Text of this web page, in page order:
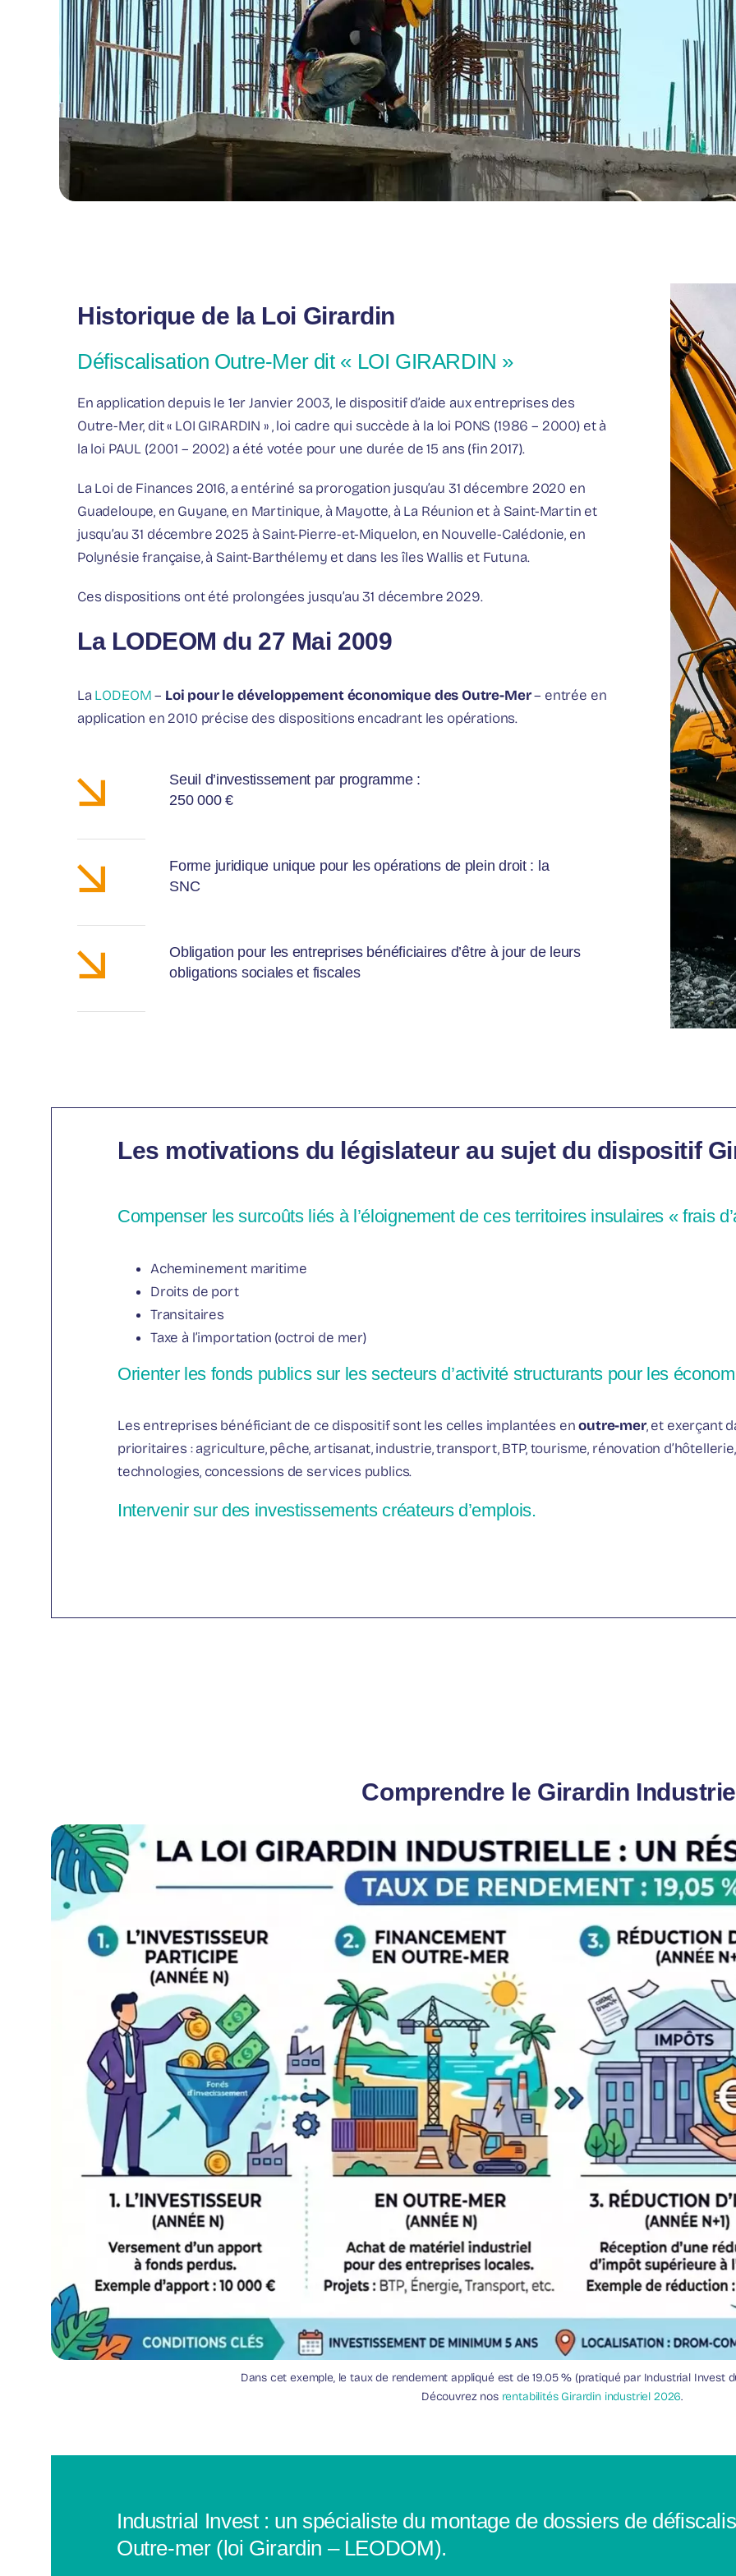
Historique de la Loi Girardin
Défiscalisation Outre-Mer dit « LOI GIRARDIN »
En application depuis le 1er Janvier 2003, le dispositif d’aide aux entreprises des
Outre-Mer, dit « LOI GIRARDIN » , loi cadre qui succède à la loi PONS (1986 – 2000) et à
la loi PAUL (2001 – 2002) a été votée pour une durée de 15 ans (fin 2017).
La Loi de Finances 2016, a entériné sa prorogation jusqu’au 31 décembre 2020 en
Guadeloupe, en Guyane, en Martinique, à Mayotte, à La Réunion et à Saint-Martin et
jusqu’au 31 décembre 2025 à Saint-Pierre-et-Miquelon, en Nouvelle-Calédonie, en
Polynésie française, à Saint-Barthélemy et dans les îles Wallis et Futuna.
Ces dispositions ont été prolongées jusqu’au 31 décembre 2029.
La LODEOM du 27 Mai 2009
LaLODEOM– Loi pour le développement économique des Outre-Mer– entrée en
application en 2010 précise des dispositions encadrant les opérations.
Seuil d’investissement par programme :
250 000 €
Forme juridique unique pour les opérations de plein droit : la
SNC
Obligation pour les entreprises bénéficiaires d’être à jour de leurs
obligations sociales et fiscales
Les motivations du législateur au sujet du dispositif
Compenser les surcoûts liés à l’éloignement de ces territoires insulaires « frais
Acheminement maritime
Droits de port
Transitaires
Taxe à l’importation (octroi de mer)
Orienter les fonds publics sur les secteurs d’activité structurants pour les
Les entreprises bénéficiant de ce dispositif sont les celles implantées enoutre-mer, et exerçant
prioritaires : agriculture, pêche, artisanat, industrie, transport, BTP, tourisme, rénovation
technologies, concessions de services publics.
Intervenir sur des investissements créateurs d’emplois.
Comprendre le Girardin
Dans cet exemple, le taux de rendement appliqué est de 19.05 % (pratiqué par Industrial Invest
Découvrez nos rentabilités Girardin industriel 2026.
Industrial Invest : un spécialiste du montage de dossiers de
Outre-mer (loi Girardin – LEODOM).